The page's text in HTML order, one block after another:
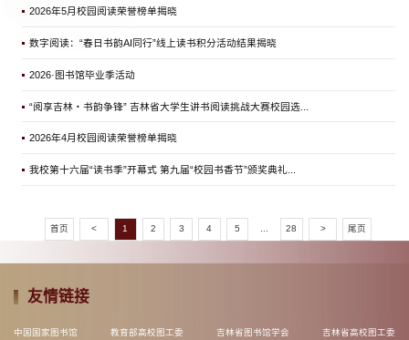
2026年5月校园阅读荣誉榜单揭晓
数字阅读：“春日书韵AI同行”线上读书积分活动结果揭晓
2026·图书馆毕业季活动
“阅享吉林・书韵争锋” 吉林省大学生讲书阅读挑战大赛校园选...
2026年4月校园阅读荣誉榜单揭晓
我校第十六届“读书季”开幕式 第九届“校园书香节”颁奖典礼...
首页 < 1 2 3 4 5 28 > 尾页
友情链接
中国国家图书馆 教育部高校图工委 吉林省图书馆学会 吉林省高校图工委